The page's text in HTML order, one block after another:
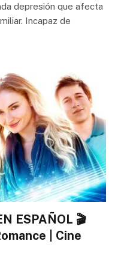
depresión que afecta
Incapaz de
ESPAÑOL 🎬
| Cine